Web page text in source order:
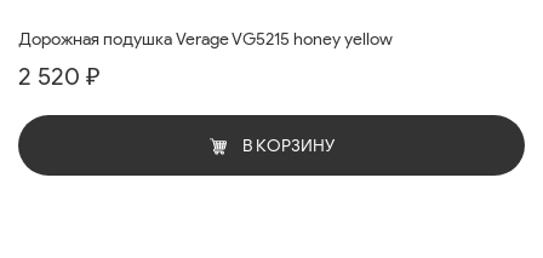
Дорожная подушка Verage VG5215 honey yellow
2 520 ₽
В КОРЗИНУ